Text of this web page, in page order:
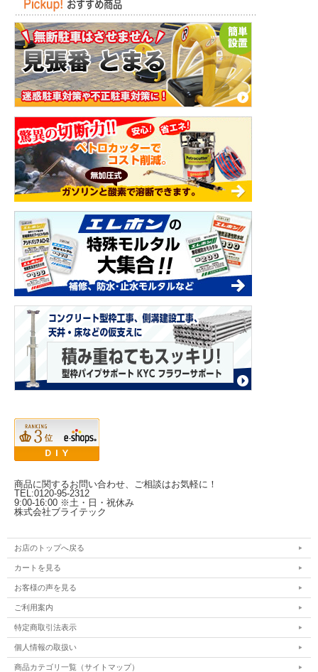
商品に関するお問い合わせ、ご相談はお気軽に！
TEL:0120-95-2312
9:00-16:00 ※土・日・祝休み
株式会社ブライテック
お店のトップへ戻る
カートを見る
お客様の声を見る
ご利用案内
特定商取引法表示
個人情報の取扱い
商品カテゴリ一覧（サイトマップ）